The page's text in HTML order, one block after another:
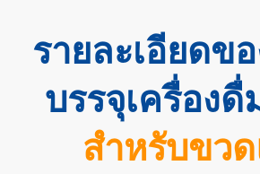
รายละเอียดข
บรรจุเครื่อง
สำหรับขว